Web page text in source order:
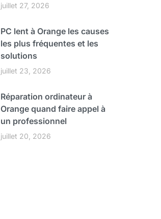
juillet 27, 2026
PC lent à Orange les causes
les plus fréquentes et les
solutions
juillet 23, 2026
Réparation ordinateur à
Orange quand faire appel à
un professionnel
juillet 20, 2026